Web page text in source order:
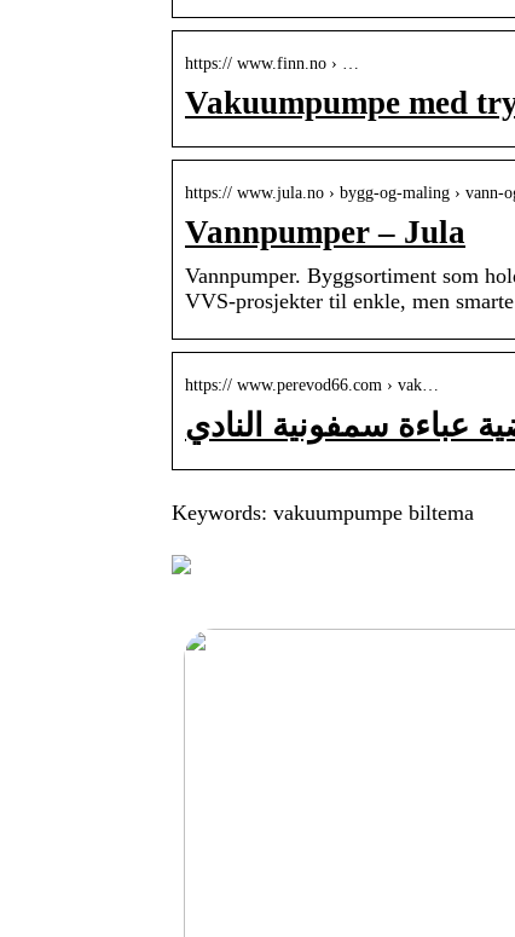
https:// www.finn.no › …
Vakuumpumpe med
https:// www.jula.no › bygg-og-maling › vann-
Vannpumper – Jula
Vannpumper. Byggsortiment som
VVS-prosjekter til enkle, men
https:// www.perevod66.com › vak…
Keywords: vakuumpumpe biltema